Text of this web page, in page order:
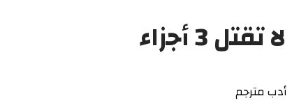
لا تقتل 3 أجزاء
أدب مترجم